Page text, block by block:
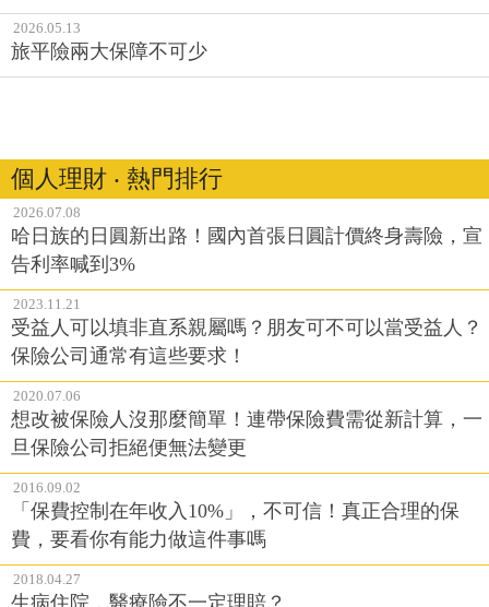
2026.05.13
旅平險兩大保障不可少
個人理財 ‧ 熱門排行
2026.07.08
哈日族的日圓新出路！國內首張日圓計價終身壽險，宣
告利率喊到3%
2023.11.21
受益人可以填非直系親屬嗎？朋友可不可以當受益人？
保險公司通常有這些要求！
2020.07.06
想改被保險人沒那麼簡單！連帶保險費需從新計算，一
旦保險公司拒絕便無法變更
2016.09.02
「保費控制在年收入10%」，不可信！真正合理的保
費，要看你有能力做這件事嗎
2018.04.27
生病住院，醫療險不一定理賠？